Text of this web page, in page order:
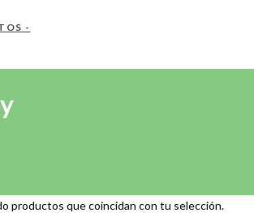
-
productos que coincidan con tu selección.